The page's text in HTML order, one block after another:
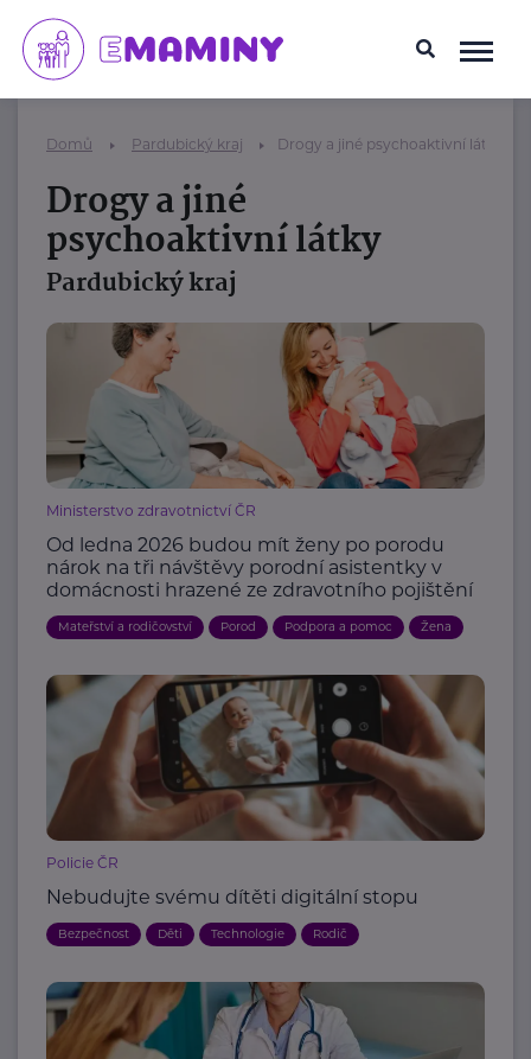
Domů Pardubický kraj Drogy a jiné psychoaktivní látky
Drogy a jiné
psychoaktivní látky
Pardubický kraj
Ministerstvo zdravotnictví ČR
Od ledna 2026 budou mít ženy po porodu
nárok na tři návštěvy porodní asistentky v
domácnosti hrazené ze zdravotního pojištění
Mateřství a rodičovství Porod Podpora a pomoc Žena
Policie ČR
Nebudujte svému dítěti digitální stopu
Bezpečnost Děti Technologie Rodič